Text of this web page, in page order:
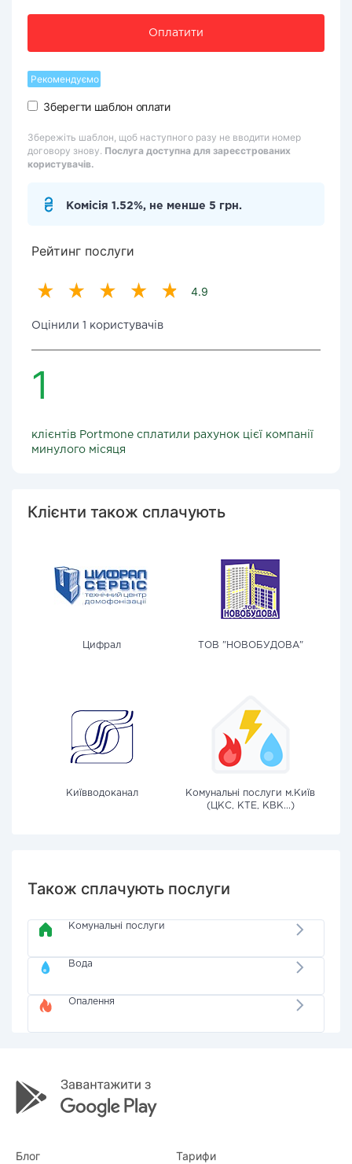
Оплатити
Рекомендуємо
Зберегти шаблон оплати
Збережіть шаблон, щоб наступного разу не вводити номер
договору знову. Послуга доступна для зареєстрованих
користувачів.
Комісія 1.52%, не менше 5 грн.
Рейтинг послуги
4.9
Оцінили 1 користувачів
1
клієнтів Portmone сплатили рахунок цієї компанії
минулого місяця
Клієнти також сплачують
Цифрал ТОВ "НОВОБУДОВА"
Київводоканал
Комунальні послуги м.Київ
(ЦКС, КТЕ, КВК...)
Також сплачують послуги
Комунальні послуги
Вода
Опалення
Блог Тарифи